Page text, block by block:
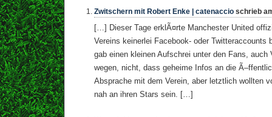
Zwitschern mit Robert Enke | catenaccio schrieb
[…] Dieser Tage erklÃ¤rte Manchester United
Vereins keinerlei Facebook- oder
gab einen kleinen Aufschrei unter den Fans, auch
wegen, nicht, dass geheime Infos an die
Absprache mit dem Verein, aber letztlich wollten
nah an ihren Stars sein. […]